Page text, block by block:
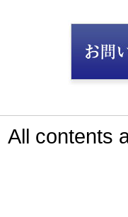
All contents